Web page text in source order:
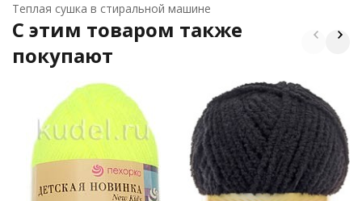
Теплая сушка в стиральной машине
C этим товаром также
покупают